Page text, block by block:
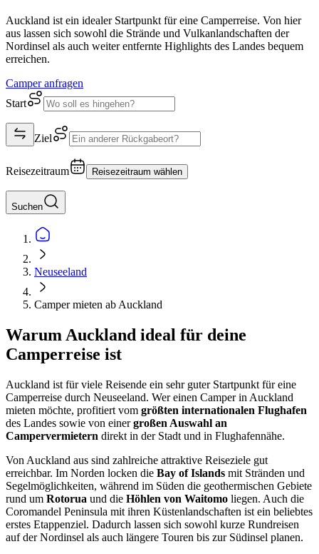
Auckland ist ein idealer Startpunkt für eine Camperreise. Von hier
aus lassen sich sowohl die Strände und Vulkanlandschaften der
Nordinsel als auch weiter entfernte Highlights des Landes bequem
erreichen.
Camper anfragen
Start
Ziel
Reisezeitraum Reisezeitraum wählen
Suchen
Neuseeland
Camper mieten ab Auckland
Warum Auckland ideal für deine
Camperreise ist
Auckland ist für viele Reisende ein sehr guter Startpunkt für eine
Camperreise durch Neuseeland. Wer einen Camper in Auckland
mieten möchte, profitiert vom größten internationalen Flughafen
des Landes sowie von einergroßen Auswahl an
Campervermietern direkt in der Stadt und in Flughafennähe.
Von Auckland aus sind zahlreiche attraktive Reiseziele gut
erreichbar. Im Norden locken die Bay of Islands mit Stränden und
Segelmöglichkeiten, während im Süden die geothermischen Gebiete
rund um Rotorua und die Höhlen von Waitomo liegen. Auch die
Coromandel Peninsula mit ihren Küstenlandschaften ist ein beliebtes
erstes Etappenziel. Dadurch lassen sich sowohl kurze Rundreisen
auf der Nordinsel als auch längere Touren bis zur Südinsel planen.